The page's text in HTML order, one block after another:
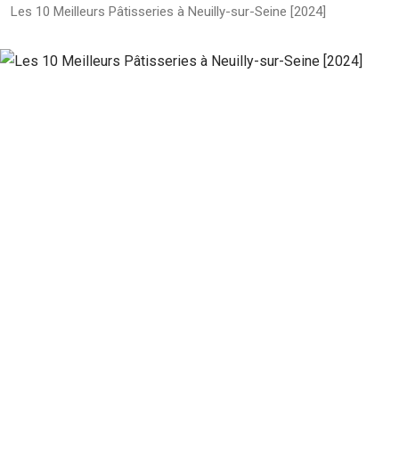
Les 10 Meilleurs Pâtisseries à Neuilly-sur-Seine [2024]